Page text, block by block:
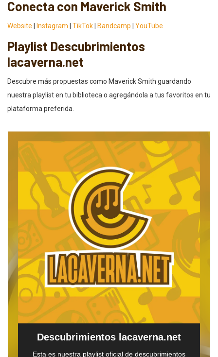
Conecta con Maverick Smith
Website Instagram TikTok Bandcamp YouTube
Playlist Descubrimientos
lacaverna.net
Descubre más propuestas como Maverick Smith guardando
nuestra playlist en tu biblioteca o agregándola a tus favoritos en tu
plataforma preferida.